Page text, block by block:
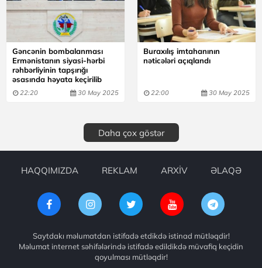
Gəncənin bombalanması
Ermənistanın siyasi-hərbi
rəhbərliyinin tapşırığı
əsasında həyata keçirilib
22:20 30 May 2025
Buraxılış imtahanının
nəticələri açıqlandı
22:00 30 May 2025
Daha çox göstər
HAQQIMIZDA REKLAM ARXİV ƏLAQƏ
Saytdakı məlumatdan istifadə etdikdə istinad mütləqdir!
Məlumat internet səhifələrində istifadə edildikdə müvafiq keçidin
qoyulması mütləqdir!